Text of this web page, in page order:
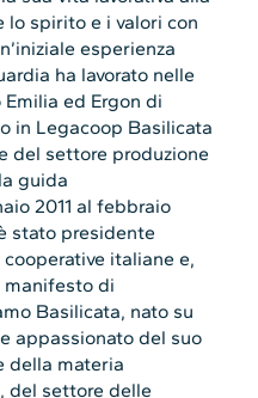
lo spirito e i valori con
esperienza
ha lavorato nelle
ed Ergon di
in Legacoop Basilicata
del settore produzione
guida
2011 al febbraio
stato presidente
cooperative italiane e,
manifesto di
Basilicata, nato su
appassionato del suo
della materia
del settore delle